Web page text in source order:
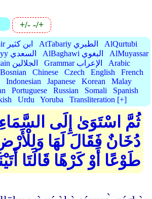
+/--/+
IbnKathir ابن كثير AtTabariy الطبري
AlQurtubi
AsSaadiyy السعدي AlBaghawi البغوي
AlMuyassar
AlJalalain الجلالين Grammar الإعراب
Arabic
Bosnian Chinese Czech English
French
Indonesian Japanese Korean
Malay
Portuguese Russian Somali
Spanish
Urdu Yoruba Transliteration [+]
ثُمَّ اسْتَوَىٰ إِلَى
دُخَانٌ فَقَالَ لَهَا وَلِلْأَرْضِ
طَوْعًا أَوْ كَرْهًا قَالَتَا